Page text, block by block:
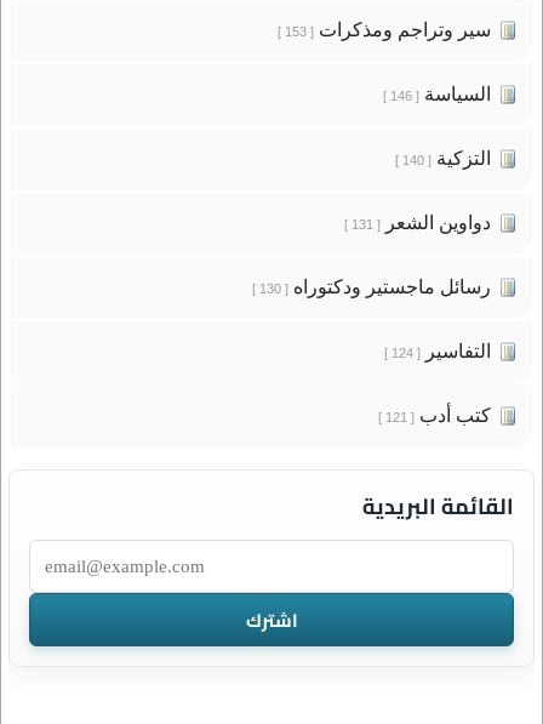
سير وتراجم ومذكرات[ 153 ]
السياسة[ 146 ]
التزكية[ 140 ]
دواوين الشعر[ 131 ]
رسائل ماجستير ودكتوراه[ 130 ]
التفاسير[ 124 ]
كتب أدب[ 121 ]
القائمة البريدية